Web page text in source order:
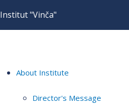
Institut "Vinča"
About Institute
Director's Message